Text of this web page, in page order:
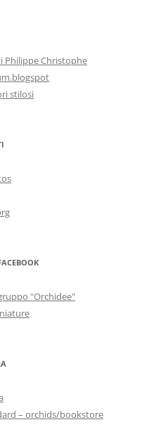
Philippe Christophe
stilosi
"Orchidee"
– orchids/bookstore